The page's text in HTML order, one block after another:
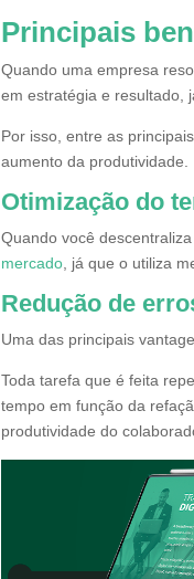
Principais
Quando uma empresa
em estratégia e resultado,
Por isso, entre as
aumento da produtividade.
Otimização do
Quando você
mercado, já que o utiliza
Redução de
Uma das principais
Toda tarefa que é feita
tempo em função da
produtividade do